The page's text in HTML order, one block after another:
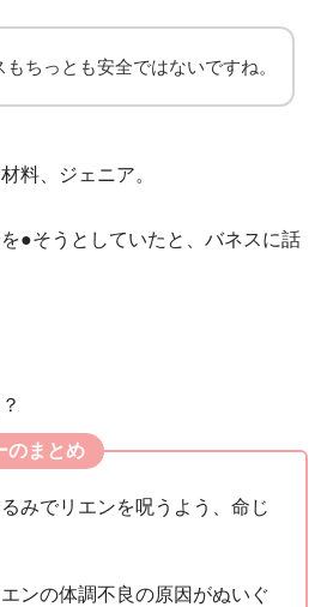
もちっとも安全ではないですね。
料、ジェニア。
●そうとしていたと、バネスに話
のまとめ
みでリエンを呪うよう、命じ
ンの体調不良の原因がぬいぐ